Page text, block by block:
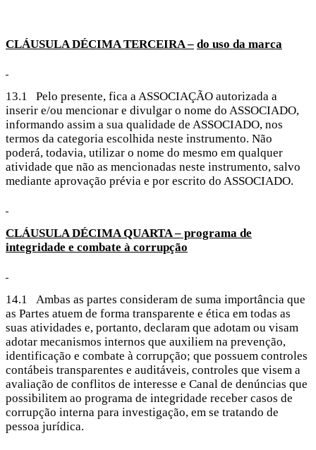
CLÁUSULA DÉCIMATERCEIRA – do uso da marca
13.1 Pelo presente, fica a ASSOCIAÇÃO autorizada a
inserir e/ou mencionar e divulgar o nome do ASSOCIADO,
informando assim a sua qualidade de ASSOCIADO, nos
termos da categoria escolhida neste instrumento. Não
poderá, todavia, utilizar o nome do mesmo em qualquer
atividade que não as mencionadas neste instrumento, salvo
mediante aprovação prévia e por escrito do ASSOCIADO.
CLÁUSULA DÉCIMAQUARTA – programa de
integridade e combate à corrupção
14.1 Ambas as partes consideram de suma importância que
as Partes atuem de forma transparente e ética em todas as
suas atividades e, portanto, declaram que adotam ou visam
adotar mecanismos internos que auxiliem na prevenção,
identificação e combate à corrupção; que possuem controles
contábeis transparentes e auditáveis, controles que visem a
avaliação de conflitos de interesse e Canal de denúncias que
possibilitem ao programa de integridade receber casos de
corrupção interna para investigação, em se tratando de
pessoa jurídica.